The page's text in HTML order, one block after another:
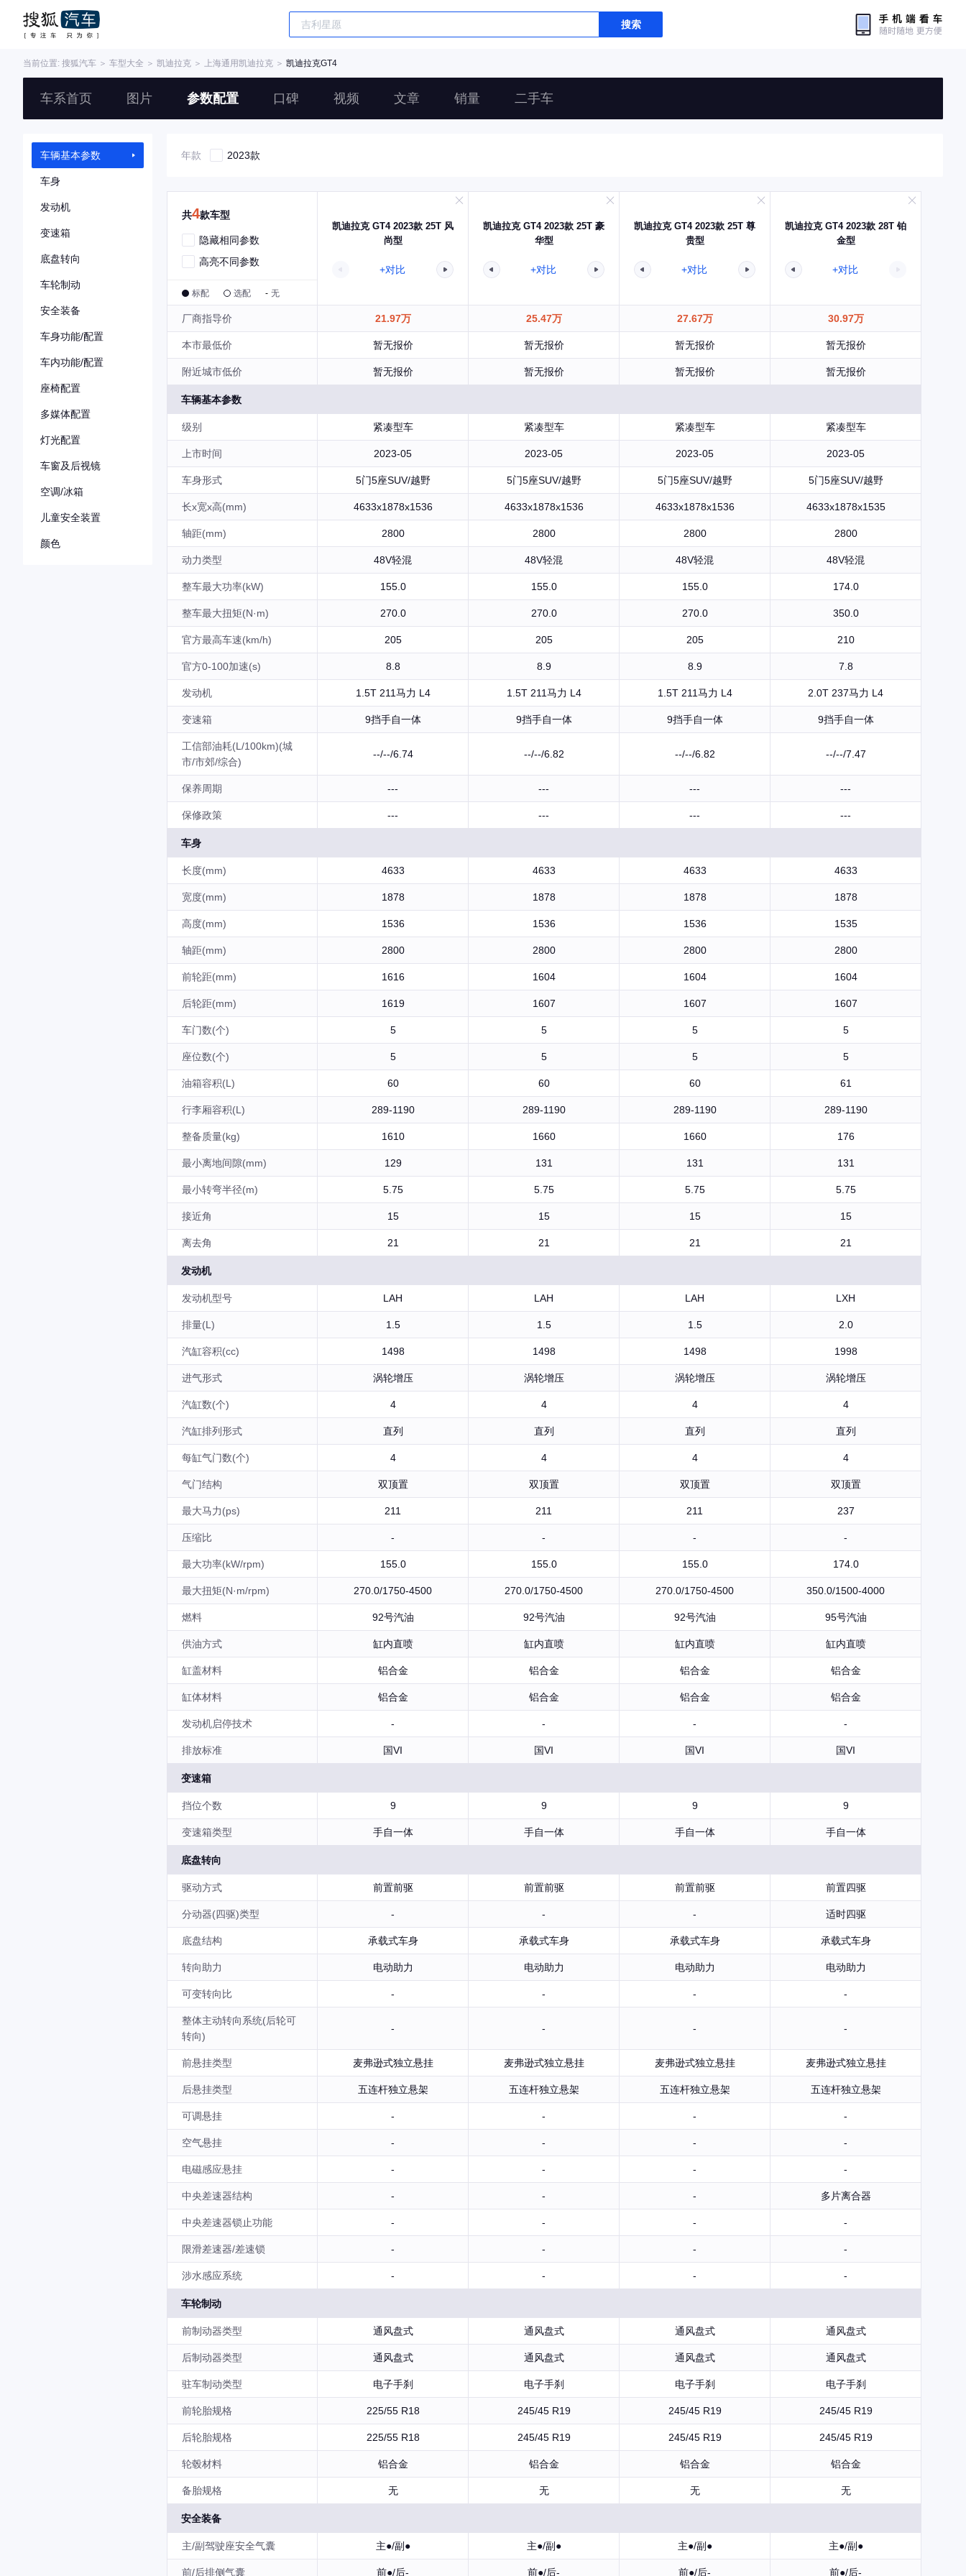
搜索
当前位置: 搜狐汽车 ＞ 车型大全 ＞ 凯迪拉克 ＞ 上海通用凯迪拉克 ＞ 凯迪拉克GT4
车系首页 图片 参数配置 口碑 视频 文章 销量 二手车
车辆基本参数
车身
发动机
变速箱
底盘转向
车轮制动
安全装备
车身功能/配置
车内功能/配置
座椅配置
多媒体配置
灯光配置
车窗及后视镜
空调/冰箱
儿童安全装置
颜色
年款 2023款
共4款车型
隐藏相同参数
高亮不同参数
标配 选配 - 无
凯迪拉克 GT4 2023款 25T 风
尚型
+对比
凯迪拉克 GT4 2023款 25T 豪
华型
+对比
凯迪拉克 GT4 2023款 25T 尊
贵型
+对比
凯迪拉克 GT4 2023款 28T 铂
金型
+对比
厂商指导价 21.97万 25.47万 27.67万 30.97万
本市最低价 暂无报价 暂无报价 暂无报价 暂无报价
附近城市低价 暂无报价 暂无报价 暂无报价 暂无报价
车辆基本参数
级别 紧凑型车 紧凑型车 紧凑型车 紧凑型车
上市时间 2023-05 2023-05 2023-05 2023-05
车身形式 5门5座SUV/越野 5门5座SUV/越野 5门5座SUV/越野 5门5座SUV/越野
长x宽x高(mm) 4633x1878x1536 4633x1878x1536 4633x1878x1536 4633x1878x1535
轴距(mm) 2800 2800 2800 2800
动力类型 48V轻混 48V轻混 48V轻混 48V轻混
整车最大功率(kW) 155.0 155.0 155.0 174.0
整车最大扭矩(N·m) 270.0 270.0 270.0 350.0
官方最高车速(km/h) 205 205 205 210
官方0-100加速(s) 8.8 8.9 8.9 7.8
发动机 1.5T 211马力 L4 1.5T 211马力 L4 1.5T 211马力 L4 2.0T 237马力 L4
变速箱 9挡手自一体 9挡手自一体 9挡手自一体 9挡手自一体
工信部油耗(L/100km)(城
市/市郊/综合)
--/--/6.74 --/--/6.82 --/--/6.82 --/--/7.47
保养周期 --- --- --- ---
保修政策 --- --- --- ---
车身
长度(mm) 4633 4633 4633 4633
宽度(mm) 1878 1878 1878 1878
高度(mm) 1536 1536 1536 1535
轴距(mm) 2800 2800 2800 2800
前轮距(mm) 1616 1604 1604 1604
后轮距(mm) 1619 1607 1607 1607
车门数(个) 5 5 5 5
座位数(个) 5 5 5 5
油箱容积(L) 60 60 60 61
行李厢容积(L) 289-1190 289-1190 289-1190 289-1190
整备质量(kg) 1610 1660 1660 176
最小离地间隙(mm) 129 131 131 131
最小转弯半径(m) 5.75 5.75 5.75 5.75
接近角 15 15 15 15
离去角 21 21 21 21
发动机
发动机型号 LAH LAH LAH LXH
排量(L) 1.5 1.5 1.5 2.0
汽缸容积(cc) 1498 1498 1498 1998
进气形式 涡轮增压 涡轮增压 涡轮增压 涡轮增压
汽缸数(个) 4 4 4 4
汽缸排列形式 直列 直列 直列 直列
每缸气门数(个) 4 4 4 4
气门结构 双顶置 双顶置 双顶置 双顶置
最大马力(ps) 211 211 211 237
压缩比 - - - -
最大功率(kW/rpm) 155.0 155.0 155.0 174.0
最大扭矩(N·m/rpm) 270.0/1750-4500 270.0/1750-4500 270.0/1750-4500 350.0/1500-4000
燃料 92号汽油 92号汽油 92号汽油 95号汽油
供油方式 缸内直喷 缸内直喷 缸内直喷 缸内直喷
缸盖材料 铝合金 铝合金 铝合金 铝合金
缸体材料 铝合金 铝合金 铝合金 铝合金
发动机启停技术 - - - -
排放标准 国VI 国VI 国VI 国VI
变速箱
挡位个数 9 9 9 9
变速箱类型 手自一体 手自一体 手自一体 手自一体
底盘转向
驱动方式 前置前驱 前置前驱 前置前驱 前置四驱
分动器(四驱)类型 - - - 适时四驱
底盘结构 承载式车身 承载式车身 承载式车身 承载式车身
转向助力 电动助力 电动助力 电动助力 电动助力
可变转向比 - - - -
整体主动转向系统(后轮可
转向)
- - - -
前悬挂类型 麦弗逊式独立悬挂 麦弗逊式独立悬挂 麦弗逊式独立悬挂 麦弗逊式独立悬挂
后悬挂类型 五连杆独立悬架 五连杆独立悬架 五连杆独立悬架 五连杆独立悬架
可调悬挂 - - - -
空气悬挂 - - - -
电磁感应悬挂 - - - -
中央差速器结构 - - - 多片离合器
中央差速器锁止功能 - - - -
限滑差速器/差速锁 - - - -
涉水感应系统 - - - -
车轮制动
前制动器类型 通风盘式 通风盘式 通风盘式 通风盘式
后制动器类型 通风盘式 通风盘式 通风盘式 通风盘式
驻车制动类型 电子手刹 电子手刹 电子手刹 电子手刹
前轮胎规格 225/55 R18 245/45 R19 245/45 R19 245/45 R19
后轮胎规格 225/55 R18 245/45 R19 245/45 R19 245/45 R19
轮毂材料 铝合金 铝合金 铝合金 铝合金
备胎规格 无 无 无 无
安全装备
主/副驾驶座安全气囊 主●/副● 主●/副● 主●/副● 主●/副●
前/后排侧气囊 前●/后- 前●/后- 前●/后- 前●/后-